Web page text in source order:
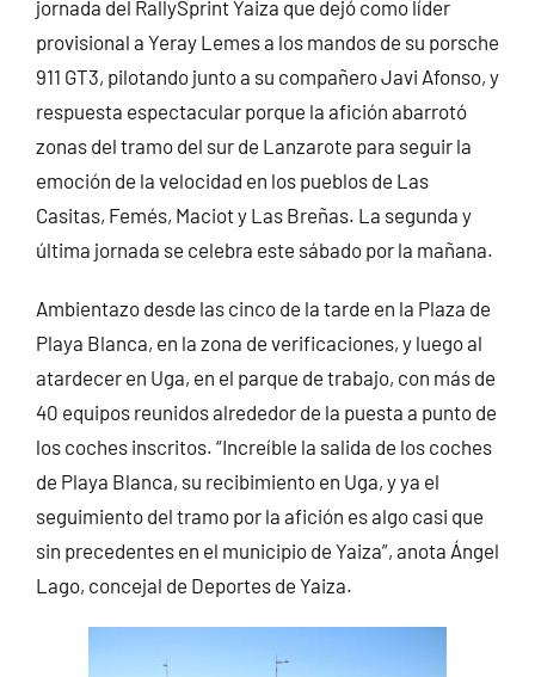
jornada del RallySprint Yaiza que dejó como líder
provisional a Yeray Lemes a los mandos de su porsche
911 GT3, pilotando junto a su compañero Javi Afonso, y
respuesta espectacular porque la afición abarrotó
zonas del tramo del sur de Lanzarote para seguir la
emoción de la velocidad en los pueblos de Las
Casitas, Femés, Maciot y Las Breñas. La segunda y
última jornada se celebra este sábado por la mañana.
Ambientazo desde las cinco de la tarde en la Plaza de
Playa Blanca, en la zona de verificaciones, y luego al
atardecer en Uga, en el parque de trabajo, con más de
40 equipos reunidos alrededor de la puesta a punto de
los coches inscritos. “Increíble la salida de los coches
de Playa Blanca, su recibimiento en Uga, y ya el
seguimiento del tramo por la afición es algo casi que
sin precedentes en el municipio de Yaiza”, anota Ángel
Lago, concejal de Deportes de Yaiza.